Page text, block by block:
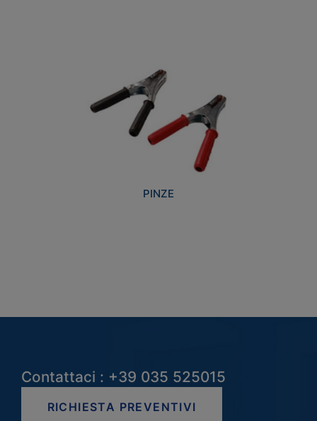
PINZE
Contattaci : +39 035 525015
RICHIESTA PREVENTIVI